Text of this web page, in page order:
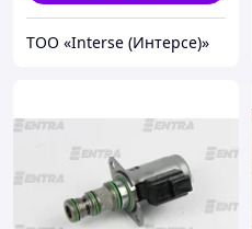
ТОО «Interse (Интерсе)»